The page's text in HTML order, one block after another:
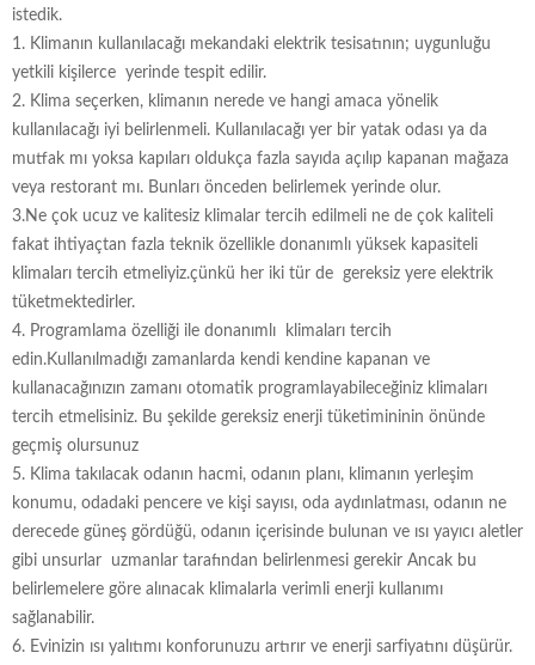
istedik.
1. Klimanın kullanılacağı mekandaki elektrik tesisatının; uygunluğu
yetkili kişilerce yerinde tespit edilir.
2. Klima seçerken, klimanın nerede ve hangi amaca yönelik
kullanılacağı iyi belirlenmeli. Kullanılacağı yer bir yatak odası ya da
mutfak mı yoksa kapıları oldukça fazla sayıda açılıp kapanan mağaza
veya restorant mı. Bunları önceden belirlemek yerinde olur.
3.Ne çok ucuz ve kalitesiz klimalar tercih edilmeli ne de çok kaliteli
fakat ihtiyaçtan fazla teknik özellikle donanımlı yüksek kapasiteli
klimaları tercih etmeliyiz.çünkü her iki tür de gereksiz yere elektrik
tüketmektedirler.
4. Programlama özelliği ile donanımlı klimaları tercih
edin.Kullanılmadığı zamanlarda kendi kendine kapanan ve
kullanacağınızın zamanı otomatik programlayabileceğiniz klimaları
tercih etmelisiniz. Bu şekilde gereksiz enerji tüketimininin önünde
geçmiş olursunuz
5. Klima takılacak odanın hacmi, odanın planı, klimanın yerleşim
konumu, odadaki pencere ve kişi sayısı, oda aydınlatması, odanın ne
derecede güneş gördüğü, odanın içerisinde bulunan ve ısı yayıcı aletler
gibi unsurlar uzmanlar tarafından belirlenmesi gerekir Ancak bu
belirlemelere göre alınacak klimalarla verimli enerji kullanımı
sağlanabilir.
6. Evinizin ısı yalıtımı konforunuzu artırır ve enerji sarfiyatını düşürür.